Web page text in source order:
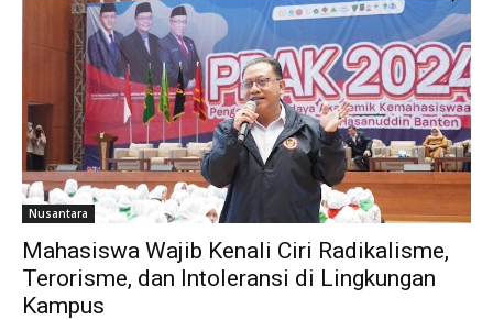
Nusantara
Mahasiswa Wajib Kenali Ciri Radikalisme,
Terorisme, dan Intoleransi di Lingkungan
Kampus